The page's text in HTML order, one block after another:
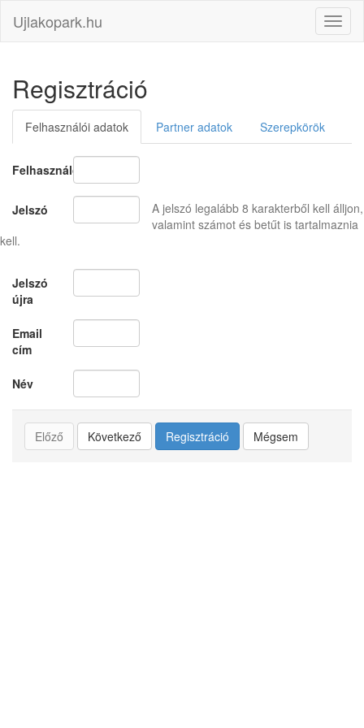
Ujlakopark.hu
Regisztráció
Felhasználói adatok Partner adatok Szerepkörök
Felhasználónév
Jelszó
A jelszó legalább 8 karakterből kell álljon,
valamint számot és betűt is tartalmaznia
kell.
Jelszó
újra
Email
cím
Név
Előző Következő Regisztráció Mégsem